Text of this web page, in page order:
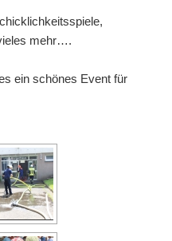
mehr….
ein schönes Event für